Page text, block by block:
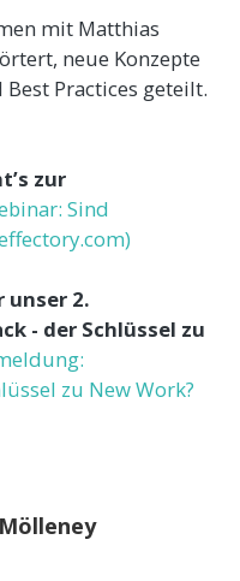
mit Matthias
neue Konzepte
Practices geteilt.
zur
Sind
)
unser 2.
- der Schlüssel zu
zu New Work?